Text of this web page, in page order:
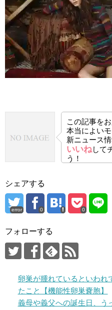
この記事を
本当によい
新ニュース情
いいねして
う！
シェアする
error 0 0
フォローする
卵巣が腫れているといわれ
たこと【機能性卵巣嚢胞】
義母や義父への誕生日、う